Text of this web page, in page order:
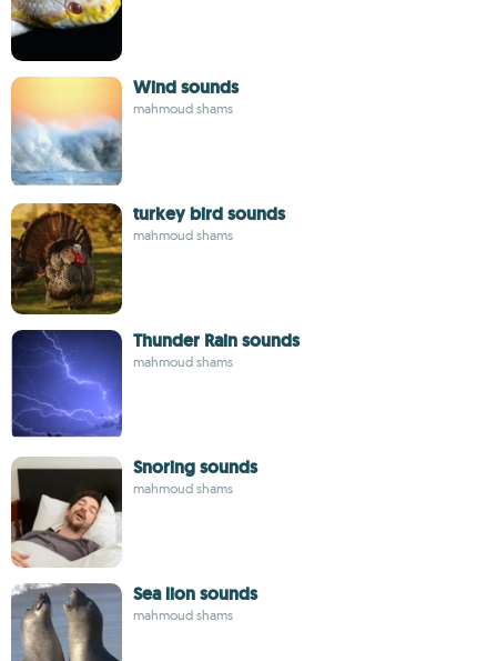
Wind sounds
mahmoud shams
turkey bird sounds
mahmoud shams
Thunder Rain sounds
mahmoud shams
Snoring sounds
mahmoud shams
Sea lion sounds
mahmoud shams